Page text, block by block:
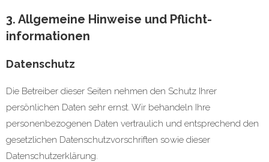
3. Allgemeine Hinweise und Pflicht­
informationen
Datenschutz
Die Betreiber dieser Seiten nehmen den Schutz Ihrer
persönlichen Daten sehr ernst. Wir behandeln Ihre
personenbezogenen Daten vertraulich und entsprechend den
gesetzlichen Datenschutzvorschriften sowie dieser
Datenschutzerklärung.